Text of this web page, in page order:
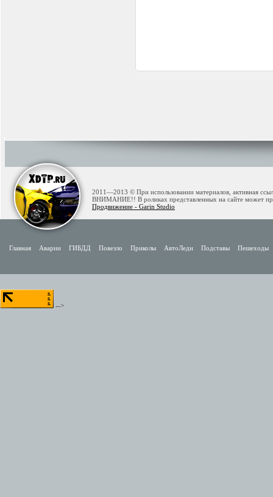
2011—2013 © При использовании материалов, активная
ВНИМАНИЕ!! В роликах представленных на сайте может
Продвижение - Garin Studio
Главная Аварии ГИБДД Повезло Приколы АвтоЛеди Подставы Пешеходы
-->